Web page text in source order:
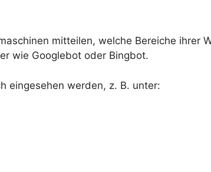
mitteilen, welche Bereiche ihrer
wie Googlebot oder Bingbot.
eingesehen werden, z. B. unter: